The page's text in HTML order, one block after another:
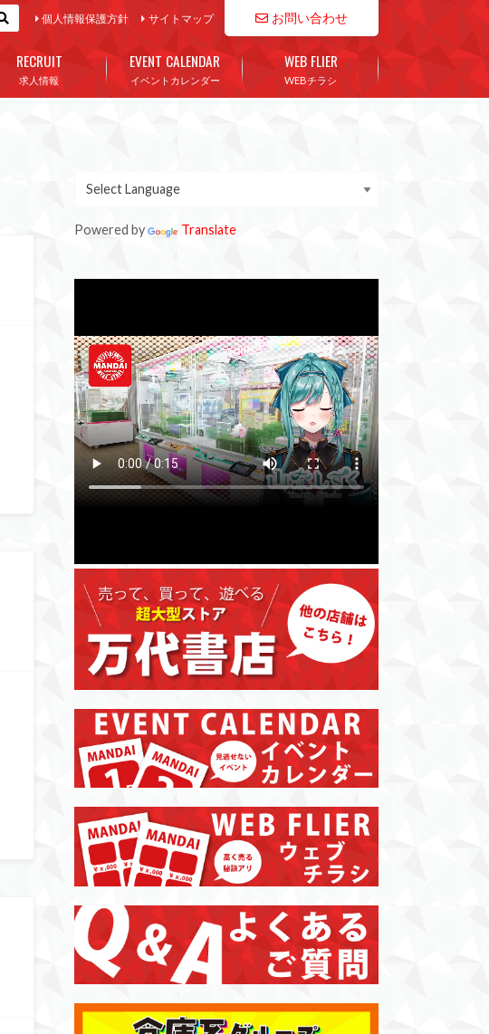
お問い合わせ
個人情報保護方針 サイトマップ
求人情報
RECRUIT
イベントカレンダー
EVENT CALENDAR
WEBチラシ
WEB FLIER
Powered by Translate